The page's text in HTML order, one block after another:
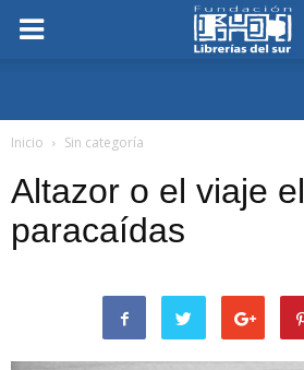
Inicio Sin categoría
Altazor o el viaje el
paracaídas